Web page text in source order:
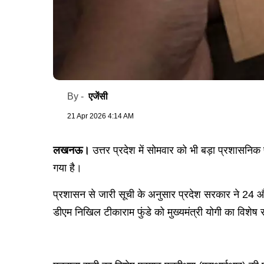
By -एजेंसी
21 Apr 2026 4:14 AM
लखनऊ।उत्तर प्रदेश में सोमवार को भी बड़ा
गया है।
प्रशासन से जारी सूची के अनुसार प्रदेश सरकार ने 24
डीएम निखिल टीकाराम फुंडे को मुख्यमंत्री योगी का विशेष